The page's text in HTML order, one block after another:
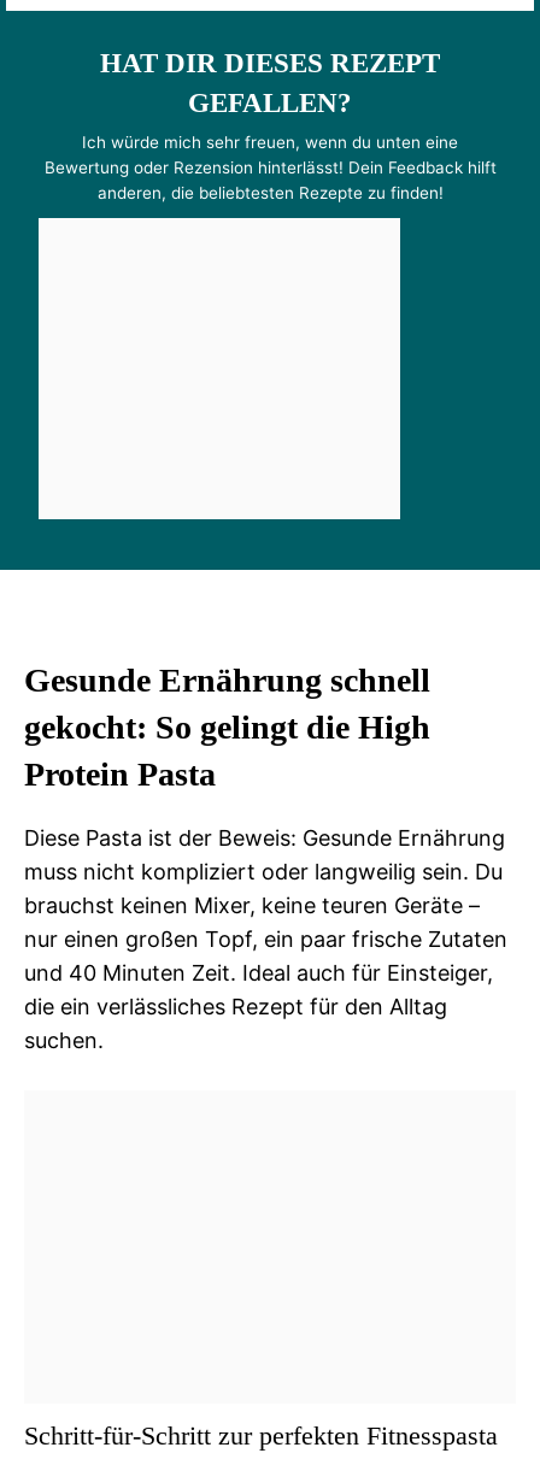
HAT DIR DIESES REZEPT
GEFALLEN?
Ich würde mich sehr freuen, wenn du unten eine
Bewertung oder Rezension hinterlässt! Dein Feedback hilft
anderen, die beliebtesten Rezepte zu finden!
Gesunde Ernährung schnell
gekocht: So gelingt die High
Protein Pasta
Diese Pasta ist der Beweis: Gesunde Ernährung
muss nicht kompliziert oder langweilig sein. Du
brauchst keinen Mixer, keine teuren Geräte –
nur einen großen Topf, ein paar frische Zutaten
und 40 Minuten Zeit. Ideal auch für Einsteiger,
die ein verlässliches Rezept für den Alltag
suchen.
Schritt-für-Schritt zur perfekten Fitnesspasta